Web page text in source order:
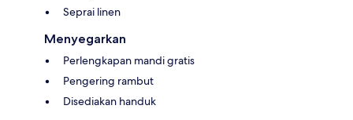
Seprai linen
Menyegarkan
Perlengkapan mandi gratis
Pengering rambut
Disediakan handuk